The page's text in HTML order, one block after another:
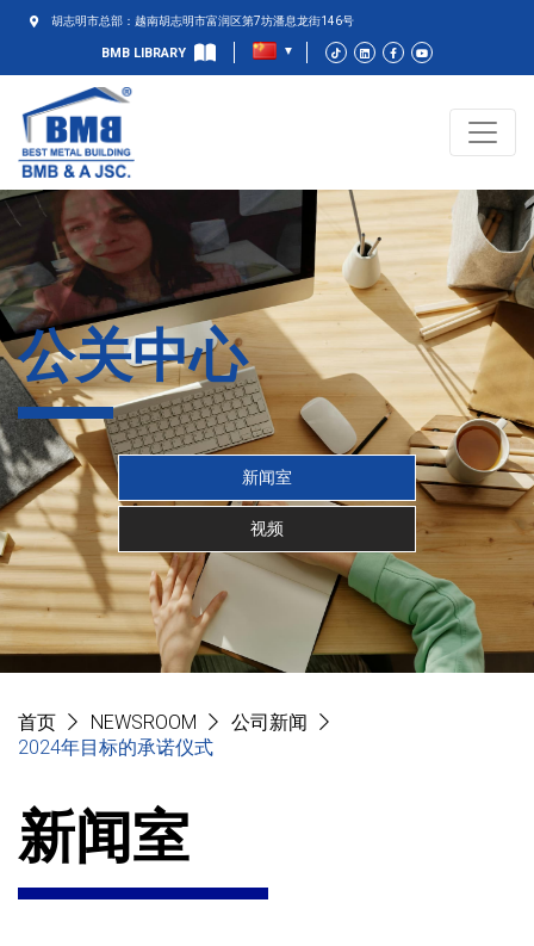
胡志明市总部：越南胡志明市富润区第7坊潘息龙街146号
BMB LIBRARY
公关中心
新闻室
视频
首页 NEWSROOM
公司新闻
2024年目标的承诺仪式
新闻室